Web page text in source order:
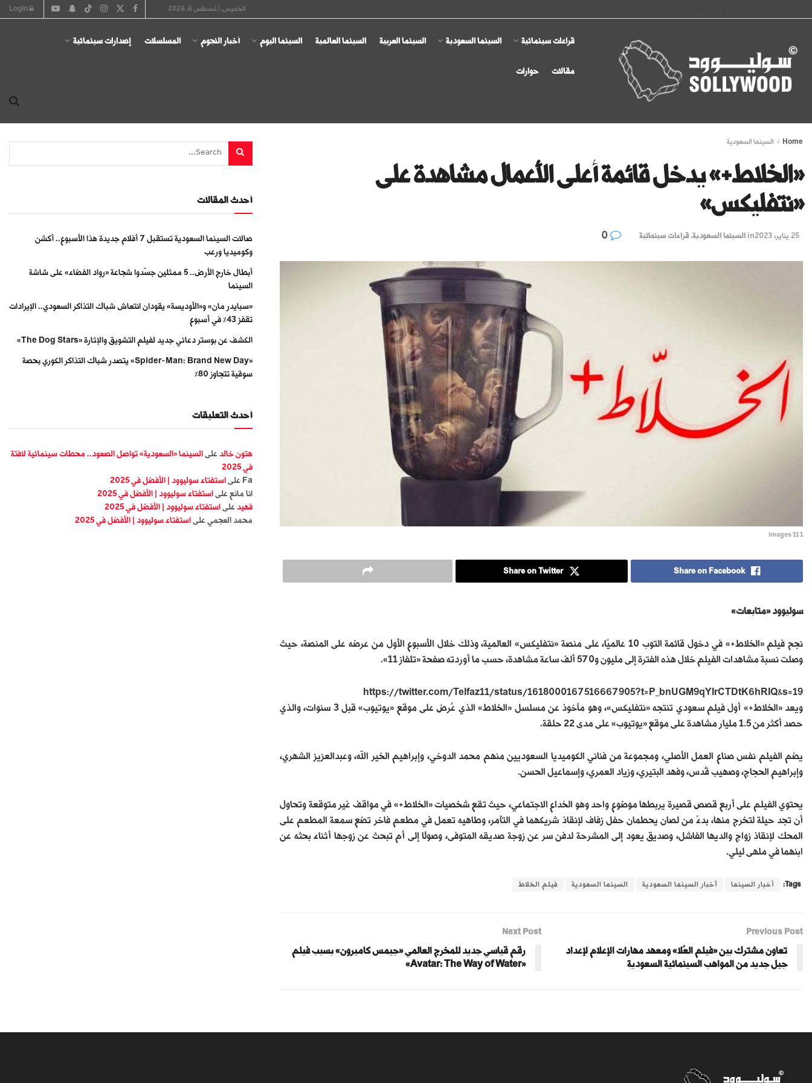
الخميس, أغسطس 6, 2026
قراءات سينمائية السينما السعودية السينما العربية السينما العالمية السينما اليوم أخبار النجوم المسلسلات إصدارات سينمائية
مقالات حوارات
Home السينما السعودية
«الخلاط+» يدخل قائمة أعلى الأعمال مشاهدة على
«نتفليكس»
25 يناير، 2023 in السينما السعودية,قراءات سينمائية
images 11 1
Share on Facebook
Share on Twitter
سوليوود «متابعات»
نجح فيلم ‎«الخلاط+» في دخول قائمة التوب 10 عالميًا، على منصة «نتفليكس» العالمية، وذلك خلال الأسبوع الأول من عرضه على المنصة، حيث
وصلت نسبة مشاهدات الفيلم خلال هذه الفترة إلى مليون و570 ألف ساعة مشاهدة، حسب ما أوردته صفحة «تلفاز 11».
https://twitter.com/Telfaz11/status/1618000167516667905?t=P_bnUGM9qYIrCTDtK6hRIQ&s=19
ويعد «الخلاط+» أول فيلم سعودي تنتجه «نتفليكس»، وهو مأخوذ عن مسلسل «الخلاط» الذي عُرض على موقع «يوتيوب» قبل 3 سنوات، والذي
حصد أكثر من 1.5 مليار مشاهدة على موقع «يوتيوب» على مدى 22 حلقة.
يضم الفيلم نفس صناع العمل الأصلي، ومجموعة من فناني الكوميديا السعوديين منهم محمد الدوخي، وإبراهيم الخير الله، وعبدالعزيز الشهري،
وإبراهيم الحجاج، وصهيب قُدس، وفهد البتيري، وزياد العمري، وإسماعيل الحسن.
يحتوي الفيلم على أربع قصص قصيرة يربطها موضوع واحد وهو الخداع الاجتماعي، حيث تقع شخصيات «الخلاط+» في مواقف غير متوقعة وتحاول
أن تجد حيلة لتخرج منها، بدءً من لصان يحطمان حفل زفاف لإنقاذ شريكهما في التآمر، وطاهيه تعمل في مطعم فاخر تضع سمعة المطعم على
المحك لإنقاذ زواج والديها الفاشل، وصديق يعود إلى المشرحة لدفن سر عن زوجة صديقه المتوفى، وصولًا إلى أم تبحث عن زوجها أثناء بحثه عن
ابنهما في ملهى ليلي.
Tags: أخبار السينما أخبار السينما السعودية السينما السعودية فيلم الخلاط
Previous Post
تعاون مشترك بين «فيلم العُلا» ومعهد مهارات الإعلام لإعداد
جيل جديد من المواهب السينمائية السعودية
Next Post
رقم قياسي جديد للمخرج العالمي «جيمس كاميرون» بسبب فيلم
«Avatar: The Way of Water»
أحدث المقالات
صالات السينما السعودية تستقبل 7 أفلام جديدة هذا الأسبوع.. أكشن
وكوميديا ورعب
أبطال خارج الأرض.. 5 ممثلين جسّدوا شجاعة «رواد الفضاء» على شاشة
السينما
«سبايدر مان» و«الأوديسة» يقودان انتعاش شباك التذاكر السعودي.. الإيرادات
تقفز 43% في أسبوع
الكشف عن بوستر دعائي جديد لفيلم التشويق والإثارة «The Dog Stars»
«Spider-Man: Brand New Day» يتصدر شباك التذاكر الكوري بحصة
سوقية تتجاوز 80%
أحدث التعليقات
هتون خالد على السينما «السعودية» تواصل الصعود.. محطات سينمائية لافتة
في 2025
Fa على استفتاء سوليوود | الأفضل في 2025
انا مانع على استفتاء سوليوود | الأفضل في 2025
فهيد على استفتاء سوليوود | الأفضل في 2025
محمد العجمي على استفتاء سوليوود | الأفضل في 2025